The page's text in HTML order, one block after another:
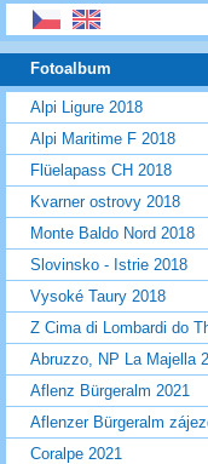
Fotoalbum
Alpi Ligure 2018
Alpi Maritime F 2018
Flüelapass CH 2018
Kvarner ostrovy 2018
Monte Baldo Nord 2018
Slovinsko - Istrie 2018
Vysoké Taury 2018
Z Cima di Lombardi do
Abruzzo, NP La Majella
Aflenz Bürgeralm 2021
Aflenzer Bürgeralm
Coralpe 2021